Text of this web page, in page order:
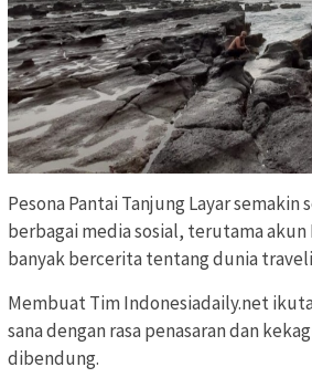
Pesona Pantai Tanjung Layar
berbagai media sosial, terutama akun
banyak bercerita tentang dunia
Membuat Tim Indonesiadaily.net
sana dengan rasa penasaran dan
dibendung.